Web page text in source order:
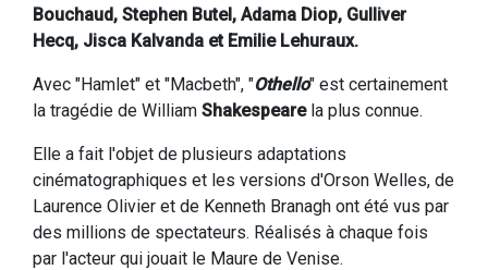
Bouchaud, Stephen Butel, Adama Diop, Gulliver
Hecq, Jisca Kalvanda et Emilie Lehuraux.
Avec "Hamlet" et "Macbeth", "Othello" est certainement
la tragédie de William Shakespearela plus connue.
Elle a fait l'objet de plusieurs adaptations
cinématographiques et les versions d'Orson Welles, de
Laurence Olivier et de Kenneth Branagh ont été vus par
des millions de spectateurs. Réalisés à chaque fois
par l'acteur qui jouait le Maure de Venise.